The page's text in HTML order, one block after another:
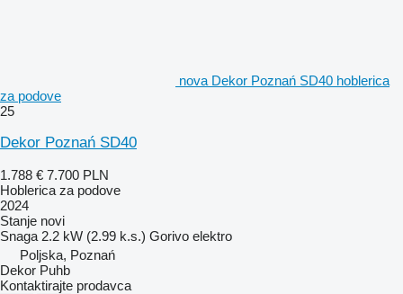
nova Dekor Poznań SD40 hoblerica
za podove
25
Dekor Poznań SD40
1.788 € 7.700 PLN
Hoblerica za podove
2024
Stanje novi
Snaga 2.2 kW (2.99 k.s.) Gorivo elektro
Poljska, Poznań
Dekor Puhb
Kontaktirajte prodavca